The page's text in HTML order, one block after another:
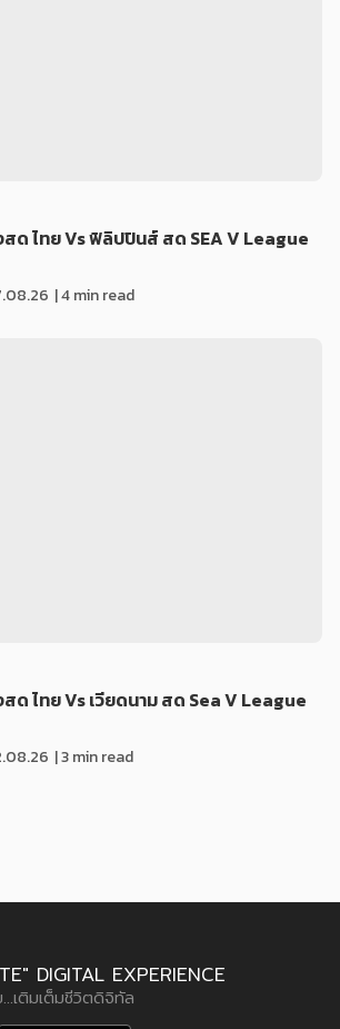
ด ไทย Vs ฟิลิปปินส์ สด SEA V League
| 4 min read
ไทย Vs เวียดนาม สด Sea V League
| 3 min read
DIGITAL EXPERIENCE
เติมเต็มชีวิตดิจิทัล